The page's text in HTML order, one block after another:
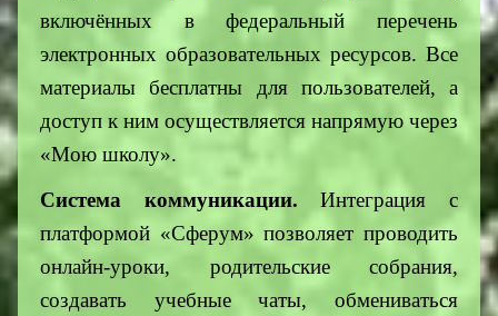
включённых в федеральный перечень
электронных образовательных ресурсов. Все
материалы бесплатны для пользователей, а
доступ к ним осуществляется напрямую через
«Мою школу».
Система коммуникации. Интеграция с
платформой «Сферум» позволяет проводить
онлайн-уроки, родительские собрания,
создавать учебные чаты, обмениваться